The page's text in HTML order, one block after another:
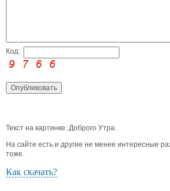
Код:
Текст на картинке: Доброго Утра.
На сайте есть и другие не менее интересные
тоже.
Как скачать?